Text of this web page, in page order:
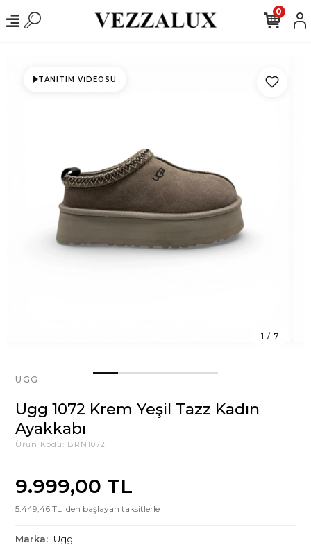
0
TANITIM VIDEOSU
1 / 7
UGG
Ugg 1072 Krem Yeşil Tazz Kadın
Ayakkabı
Ürün Kodu: BRN1072
9.999,00 TL
5.449,46 TL 'den başlayan taksitlerle
Marka: Ugg